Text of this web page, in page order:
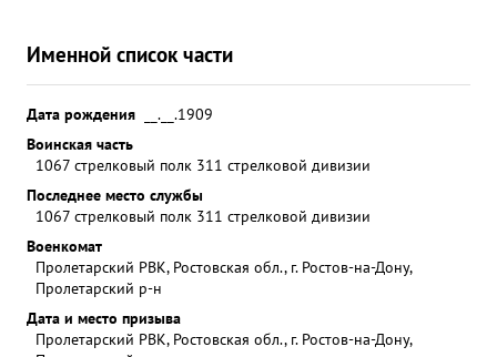
Именной список части
Дата рождения
__.__.1909
Воинская часть
1067 стрелковый полк 311 стрелковой дивизии
Последнее место службы
1067 стрелковый полк 311 стрелковой дивизии
Военкомат
Пролетарский РВК, Ростовская обл., г. Ростов-на-Дону,
Пролетарский р-н
Дата и место призыва
Пролетарский РВК, Ростовская обл., г. Ростов-на-Дону,